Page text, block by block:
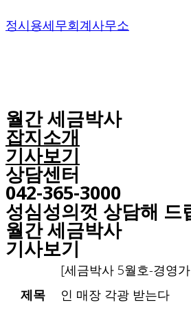
Skip
정시용세무회계사무소
월간 세금박사
잡지소개
기사보기
상담센터
042-365-3000
성심성의껏 상담해 드
월간 세금박사​
기사보기
제목
[세금박사 5월호-경영
인 매장 각광 받는다